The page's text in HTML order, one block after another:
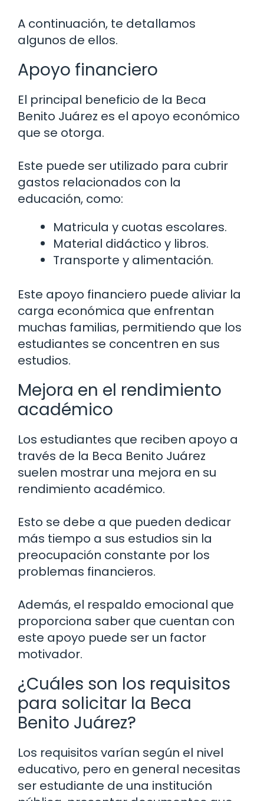
A continuación, te detallamos
algunos de ellos.
Apoyo financiero
El principal beneficio de la Beca
Benito Juárez es el apoyo económico
que se otorga.
Este puede ser utilizado para cubrir
gastos relacionados con la
educación, como:
Matricula y cuotas escolares.
Material didáctico y libros.
Transporte y alimentación.
Este apoyo financiero puede aliviar la
carga económica que enfrentan
muchas familias, permitiendo que los
estudiantes se concentren en sus
estudios.
Mejora en el rendimiento
académico
Los estudiantes que reciben apoyo a
través de la Beca Benito Juárez
suelen mostrar una mejora en su
rendimiento académico.
Esto se debe a que pueden dedicar
más tiempo a sus estudios sin la
preocupación constante por los
problemas financieros.
Además, el respaldo emocional que
proporciona saber que cuentan con
este apoyo puede ser un factor
motivador.
¿Cuáles son los requisitos
para solicitar la Beca
Benito Juárez?
Los requisitos varían según el nivel
educativo, pero en general necesitas
ser estudiante de una institución